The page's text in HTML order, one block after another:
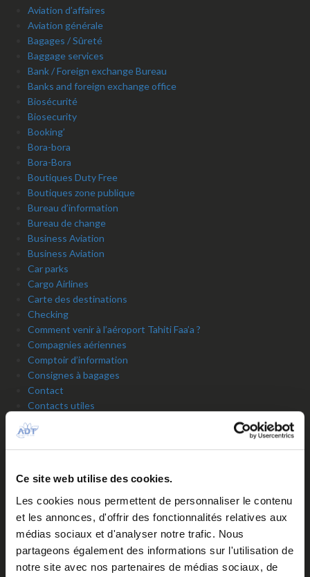
Ce site web utilise des cookies.
Les cookies nous permettent de personnaliser le contenu
et les annonces, d'offrir des fonctionnalités relatives aux
médias sociaux et d'analyser notre trafic. Nous
partageons également des informations sur l'utilisation de
notre site avec nos partenaires de médias sociaux, de
Aviation d’affaires
Aviation générale
Bagages / Sûreté
Baggage services
Bank / Foreign exchange Bureau
Banks and foreign exchange office
Biosécurité
Biosecurity
Booking’
Bora-bora
Bora-Bora
Boutiques Duty Free
Boutiques zone publique
Bureau d’information
Bureau de change
Business Aviation
Business Aviation
Car parks
Cargo Airlines
Carte des destinations
Checking
Comment venir à l’aéroport Tahiti Faa’a ?
Compagnies aériennes
Comptoir d’information
Consignes à bagages
Contact
Contacts utiles
Cookies
Cookies policy
Copyright
Currency exchange
Customs formalities
Daily Arrivals
Departures
Destination-map